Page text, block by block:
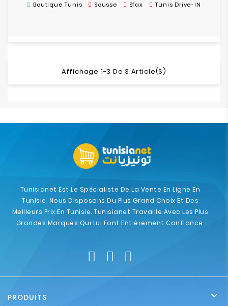
Boutique Tunis Sousse Sfax Tunis Drive-IN
Affichage 1-3 De 3 Article(s)
Tunisianet Est Le Spécialiste De La Vente En Ligne En
Tunisie. Nous Disposons Du Plus Grand Choix Et Des
Meilleurs Prix En Tunisie. Tunisianet Travaille Avec Les Plus
Grandes Marques Qui Lui Font Entièrement Confiance.
PRODUITS 